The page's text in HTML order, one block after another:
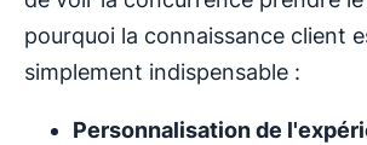
pourquoi la connaissance client
simplement indispensable :
Personnalisation de